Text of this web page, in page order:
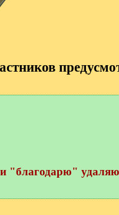
"благодарю"